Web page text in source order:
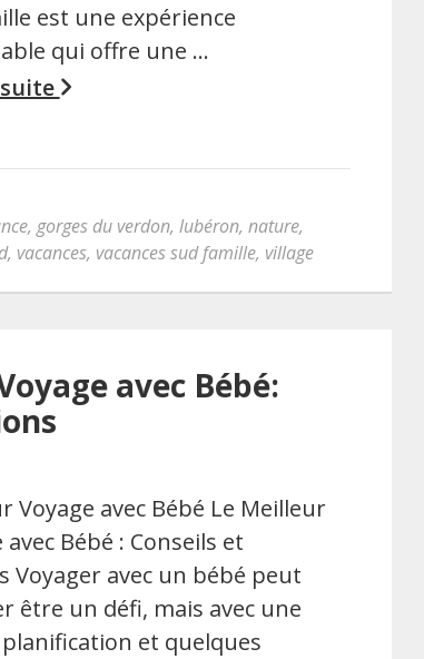
est une expérience
qui offre une …
, gorges du verdon, lubéron, nature,
, vacances, vacances sud famille, village
avec Bébé:
Voyage avec Bébé Le Meilleur
avec Bébé : Conseils et
Voyager avec un bébé peut
être un défi, mais avec une
et quelques